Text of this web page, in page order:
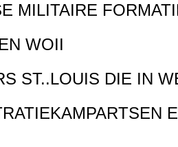
MILITAIRE
WOII
ST..LOUIS DIE IN